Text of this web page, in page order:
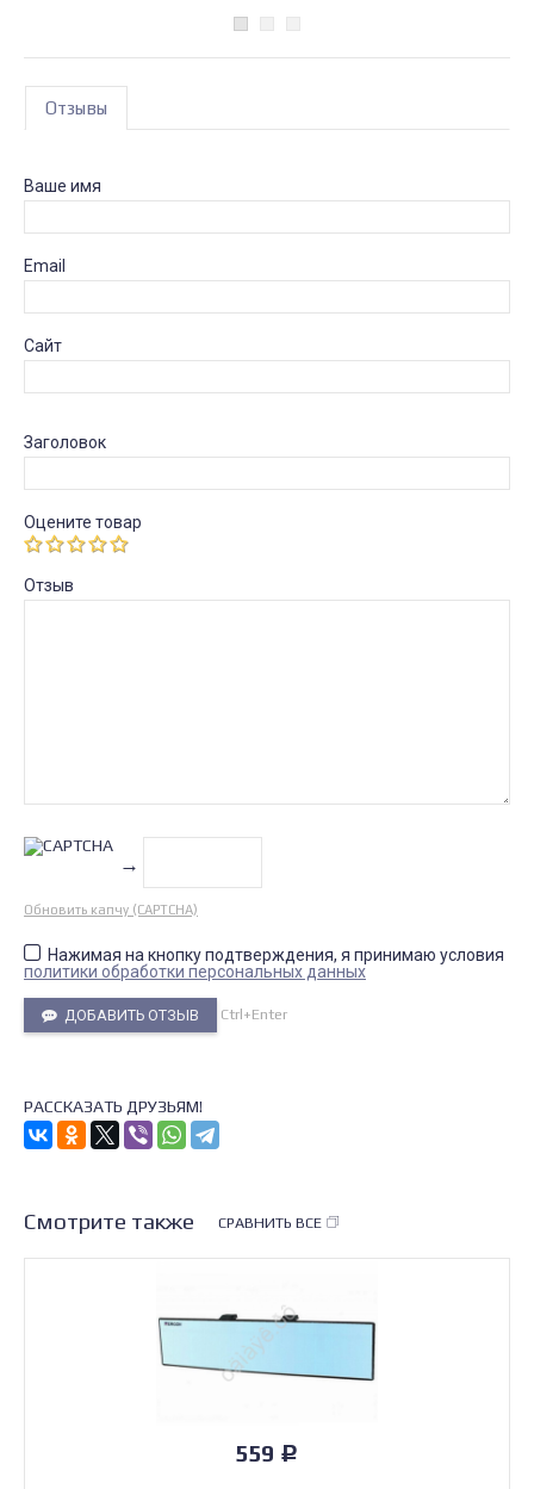
Отзывы
Ваше имя
Email
Сайт
Заголовок
Оцените товар
Отзыв
→
Обновить капчу (CAPTCHA)
Нажимая на кнопку подтверждения, я принимаю условия
политики обработки персональных данных
ДОБАВИТЬ ОТЗЫВ Ctrl+Enter
РАССКАЗАТЬ ДРУЗЬЯМ!
Смотрите также СРАВНИТЬ ВСЕ
559 Р